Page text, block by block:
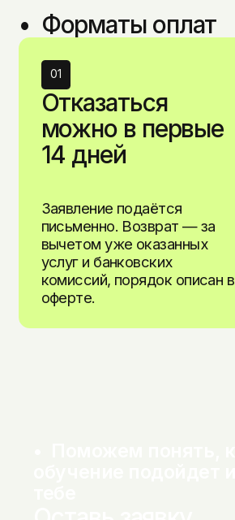
•  Форматы оплат
01
Отказаться
можно в первые
14 дней
Заявление подаётся
письменно. Возврат — за
вычетом уже оказанных
услуг и банковских
комиссий, порядок описан в
оферте.